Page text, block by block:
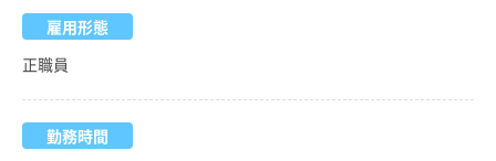
雇用形態
正職員
勤務時間